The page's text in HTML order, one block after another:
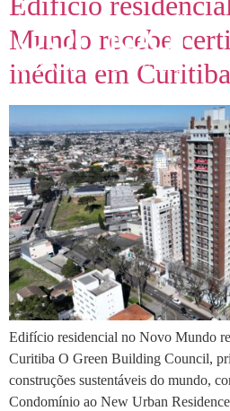
Mundo recebe
inédita em Curitiba
Edifício residencial no Novo Mundo
Curitiba O Green Building Council,
construções sustentáveis do mundo,
Condomínio ao New Urban